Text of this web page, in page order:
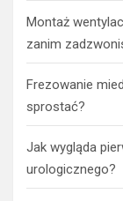
Montaż
zanim
Frezowanie
sprostać?
Jak wygląda
urologicznego?